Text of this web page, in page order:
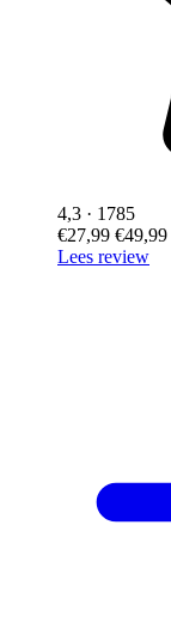
4,3 · 1785
€27,99 €49,99
Lees review